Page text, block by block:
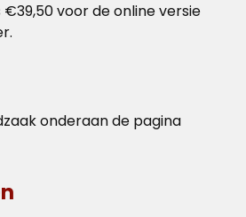
voor de online versie
onderaan de pagina